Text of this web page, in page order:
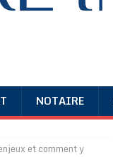
NOTAIRE
et comment y